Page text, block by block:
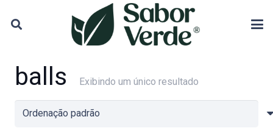
balls Exibindo um único resultado